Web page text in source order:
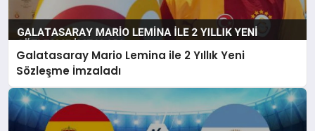
Galatasaray Mario Lemina ile 2 Yıllık Yeni
Sözleşme İmzaladı